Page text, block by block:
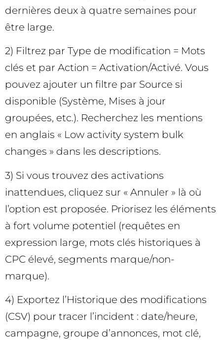
dernières deux à quatre semaines pour
être large.
2) Filtrez par Type de modification = Mots
clés et par Action = Activation/Activé. Vous
pouvez ajouter un filtre par Source si
disponible (Système, Mises à jour
groupées, etc.). Recherchez les mentions
en anglais « Low activity system bulk
changes » dans les descriptions.
3) Si vous trouvez des activations
inattendues, cliquez sur « Annuler » là où
l’option est proposée. Priorisez les éléments
à fort volume potentiel (requêtes en
expression large, mots clés historiques à
CPC élevé, segments marque/non-
marque).
4) Exportez l’Historique des modifications
(CSV) pour tracer l’incident : date/heure,
campagne, groupe d’annonces, mot clé,